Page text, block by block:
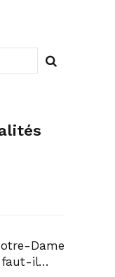
Dame
faut-il